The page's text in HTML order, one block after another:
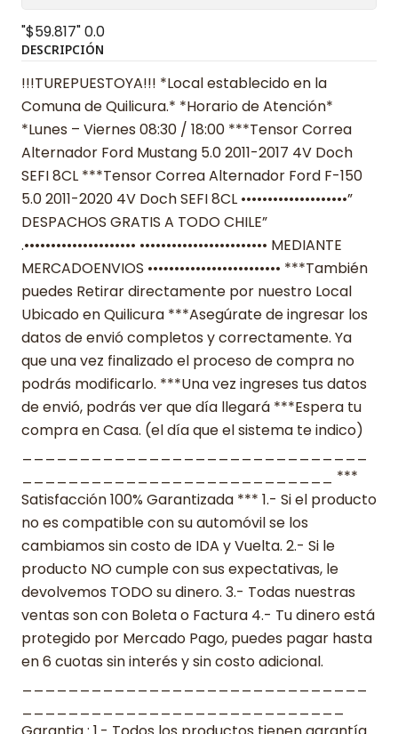
"$59.817"0.0
DESCRIPCIÓN
!!!TUREPUESTOYA!!! *Local establecido en la
Comuna de Quilicura.* *Horario de Atención*
*Lunes – Viernes 08:30 / 18:00 ***Tensor Correa
Alternador Ford Mustang 5.0 2011-2017 4V Doch
SEFI 8CL ***Tensor Correa Alternador Ford F-150
5.0 2011-2020 4V Doch SEFI 8CL ••••••••••••••••••••”
DESPACHOS GRATIS A TODO CHILE”
.••••••••••••••••••••• •••••••••••••••••••••••• MEDIANTE
MERCADOENVIOS ••••••••••••••••••••••••• ***También
puedes Retirar directamente por nuestro Local
Ubicado en Quilicura ***Asegúrate de ingresar los
datos de envió completos y correctamente. Ya
que una vez finalizado el proceso de compra no
podrás modificarlo. ***Una vez ingreses tus datos
de envió, podrás ver que día llegará ***Espera tu
compra en Casa. (el día que el sistema te indico)
___________________________ ***
Satisfacción 100% Garantizada *** 1.- Si el producto
no es compatible con su automóvil se los
cambiamos sin costo de IDA y Vuelta. 2.- Si le
producto NO cumple con sus expectativas, le
devolvemos TODO su dinero. 3.- Todas nuestras
ventas son con Boleta o Factura 4.- Tu dinero está
protegido por Mercado Pago, puedes pagar hasta
en 6 cuotas sin interés y sin costo adicional.